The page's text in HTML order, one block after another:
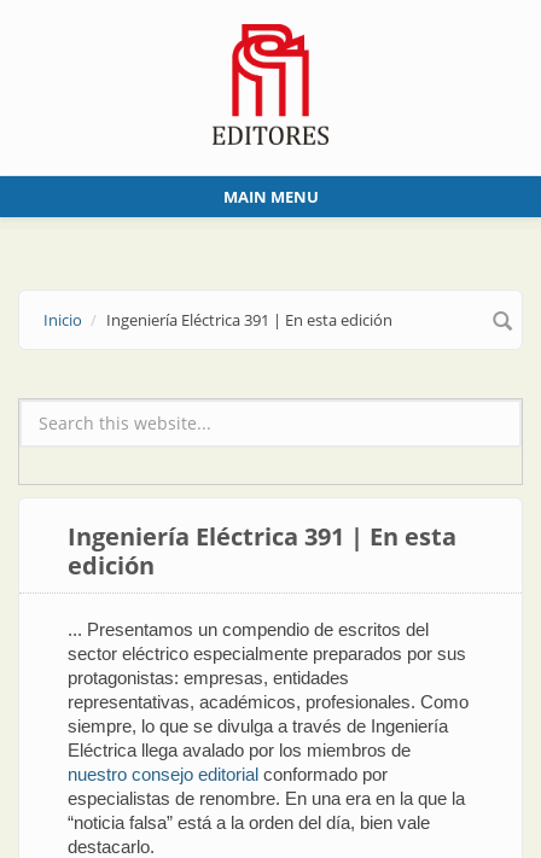
MAIN MENU
Inicio Ingeniería Eléctrica 391 | En esta edición
Formulario de búsqueda
Ingeniería Eléctrica 391 | En esta
edición
... Presentamos un compendio de escritos del
sector eléctrico especialmente preparados por sus
protagonistas: empresas, entidades
representativas, académicos, profesionales. Como
siempre, lo que se divulga a través de Ingeniería
Eléctrica llega avalado por los miembros de
nuestro consejo editorial conformado por
especialistas de renombre. En una era en la que la
“noticia falsa” está a la orden del día, bien vale
destacarlo.